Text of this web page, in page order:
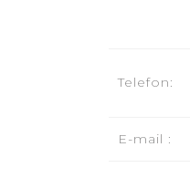
Telefon:
E-mail :